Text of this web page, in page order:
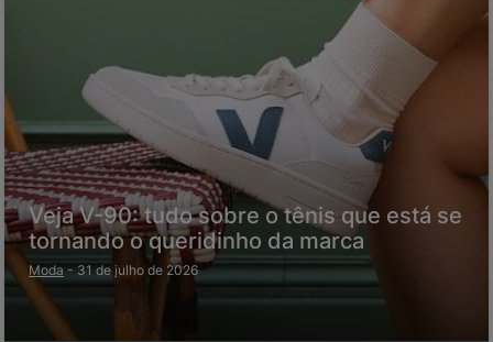
Veja V-90: tudo sobre o tênis que está se
tornando o queridinho da marca
Moda - 31 de julho de 2026